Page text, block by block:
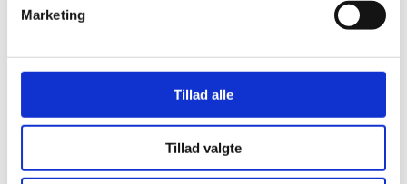
Marketing
Tillad alle
Tillad valgte
Her er alle vinderne fra årets Danish
Rainbow Awards